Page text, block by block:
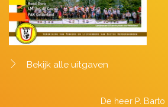
Bekijk alle uitgaven
De heer P. Barto